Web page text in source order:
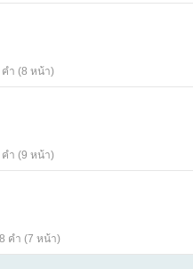
คำ (8 หน้า)
คำ (9 หน้า)
คำ (7 หน้า)